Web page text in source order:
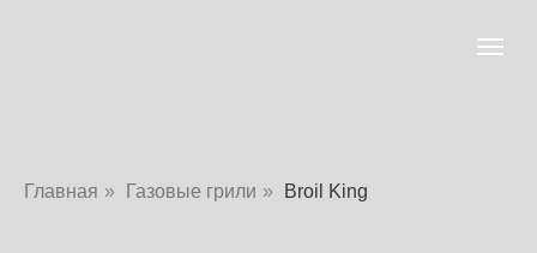
Главная » Газовые грили » Broil King